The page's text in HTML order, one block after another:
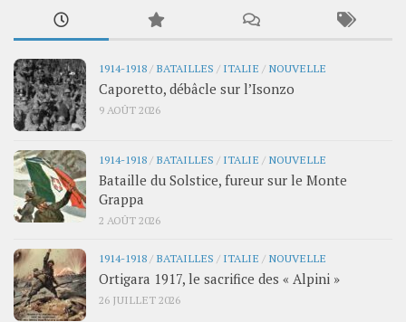
1914-1918 / BATAILLES / ITALIE / NOUVELLE
Caporetto, débâcle sur l’Isonzo
9 AOÛT 2026
1914-1918 / BATAILLES / ITALIE / NOUVELLE
Bataille du Solstice, fureur sur le Monte
Grappa
2 AOÛT 2026
1914-1918 / BATAILLES / ITALIE / NOUVELLE
Ortigara 1917, le sacrifice des « Alpini »
26 JUILLET 2026